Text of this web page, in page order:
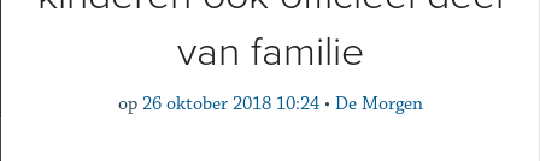
van familie
op 26 oktober 2018 10:24 • De Morgen